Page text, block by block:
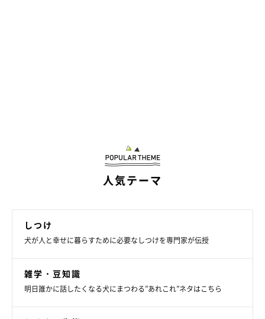
人気テーマ
しつけ
犬が人と幸せに暮らすために必要なしつけを専門家が伝授
雑学・豆知識
明日誰かに話したくなる犬にまつわる”あれこれ”ネタはこちら